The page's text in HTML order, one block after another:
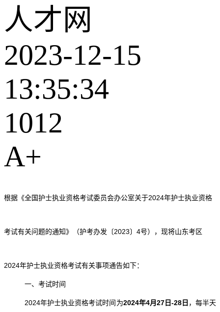
人才网
2023-12-15
13:35:34
1012
A+
根据《全国护士执业资格考试委员会办公室关于2024年护士执业资格
考试有关问题的通知》（护考办发〔2023〕 4号），现将山东考区
2024年护士执业资格考试有关事项通告如下：
一、考试时间
2024年护士执业资格考试时间为2024年4月27日-28日 ，每半天